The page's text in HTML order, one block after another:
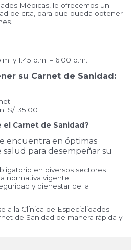
Médicas, le ofrecemos un
de cita, para que pueda obtener
y 1:45 p.m. – 6:00 p.m.
su Carnet de Sanidad:
S/. 35.00
Carnet de Sanidad?
encuentra en óptimas
salud para desempeñar su
en diversos sectores
normativa vigente.
y bienestar de la
a la Clínica de Especialidades
de Sanidad de manera rápida y